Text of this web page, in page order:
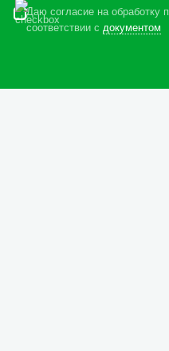
Даю согласие на обработку
соответствии с документом